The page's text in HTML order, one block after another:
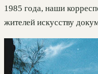
1985 года, наши
жителей искусству